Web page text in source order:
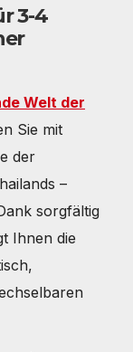
3-4
Welt der
Sie mit
der
–
sorgfältig
Ihnen die